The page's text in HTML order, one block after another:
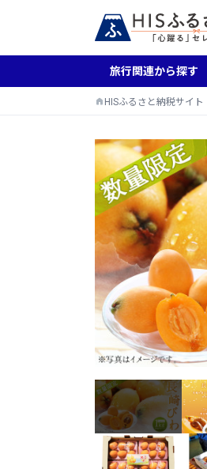
旅行関連から探す
HISふるさと納税サイト